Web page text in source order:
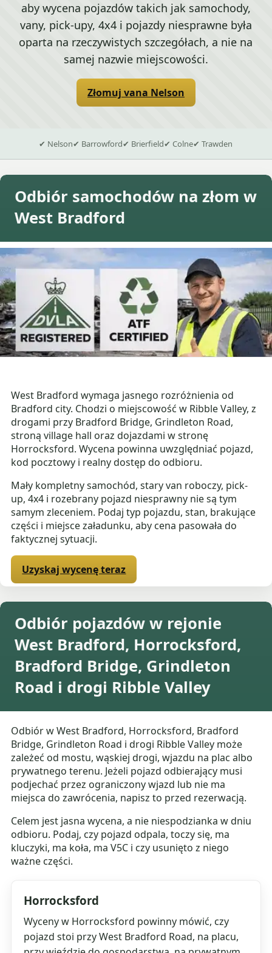
aby wycena pojazdów takich jak samochody,
vany, pick-upy, 4x4 i pojazdy niesprawne była
oparta na rzeczywistych szczegółach, a nie na
samej nazwie miejscowości.
Złomuj vana Nelson
✔ Nelson✔ Barrowford✔ Brierfield✔ Colne✔ Trawden
Odbiór samochodów na złom w
West Bradford
West Bradford wymaga jasnego rozróżnienia od
Bradford city. Chodzi o miejscowość w Ribble Valley, z
drogami przy Bradford Bridge, Grindleton Road,
stroną village hall oraz dojazdami w stronę
Horrocksford. Wycena powinna uwzględniać pojazd,
kod pocztowy i realny dostęp do odbioru.
Mały kompletny samochód, stary van roboczy, pick-
up, 4x4 i rozebrany pojazd niesprawny nie są tym
samym zleceniem. Podaj typ pojazdu, stan, brakujące
części i miejsce załadunku, aby cena pasowała do
faktycznej sytuacji.
Uzyskaj wycenę teraz
Odbiór pojazdów w rejonie
West Bradford, Horrocksford,
Bradford Bridge, Grindleton
Road i drogi Ribble Valley
Odbiór w West Bradford, Horrocksford, Bradford
Bridge, Grindleton Road i drogi Ribble Valley może
zależeć od mostu, wąskiej drogi, wjazdu na plac albo
prywatnego terenu. Jeżeli pojazd odbierający musi
podjechać przez ograniczony wjazd lub nie ma
miejsca do zawrócenia, napisz to przed rezerwacją.
Celem jest jasna wycena, a nie niespodzianka w dniu
odbioru. Podaj, czy pojazd odpala, toczy się, ma
kluczyki, ma koła, ma V5C i czy usunięto z niego
ważne części.
Horrocksford
Wyceny w Horrocksford powinny mówić, czy
pojazd stoi przy West Bradford Road, na placu,